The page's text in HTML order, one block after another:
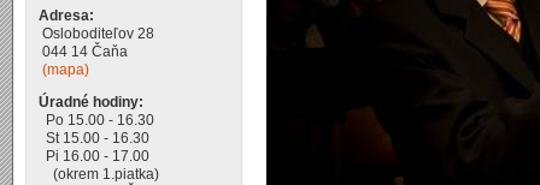
Adresa:
Osloboditeľov 28
044 14 Čaňa
(mapa)
Úradné hodiny:
Po 15.00 - 16.30
St 15.00 - 16.30
Pi 16.00 - 17.00
(okrem 1.piatka)